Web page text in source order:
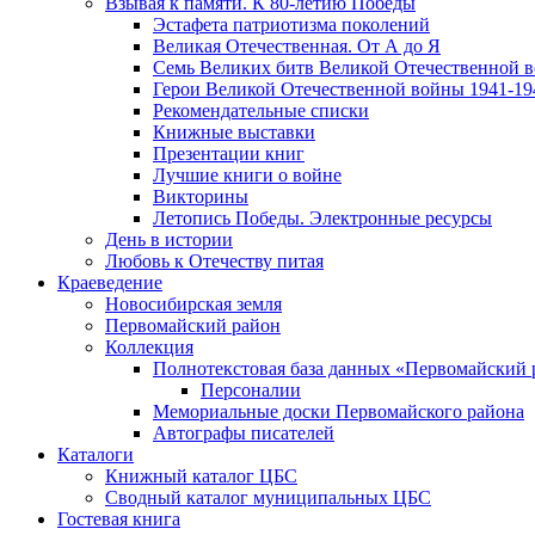
Эcтафета патриотизма поколений
Великая Отечественная. От А до Я
Семь Великих битв Великой Отечественной
Герои Великой Отечественной войны 1941-
Рекомендательные списки
Книжные выставки
Презентации книг
Лучшие книги о войне
Викторины
Летопись Победы. Электронные ресурсы
День в истории
Любовь к Отечеству питая
Краеведение
Новосибирская земля
Первомайский район
Коллекция
Полнотекстовая база данных «Первомайский
Персоналии
Мемориальные доски Первомайского района
Автографы писателей
Каталоги
Книжный каталог ЦБС
Сводный каталог муниципальных ЦБС
Гостевая книга